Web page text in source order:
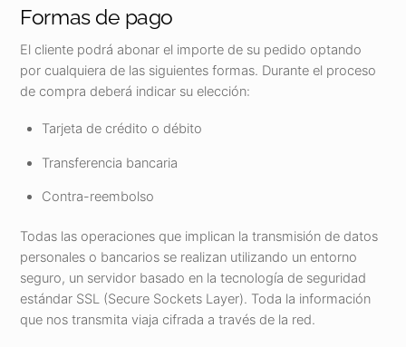
Formas de pago
El cliente podrá abonar el importe de su pedido optando
por cualquiera de las siguientes formas. Durante el proceso
de compra deberá indicar su elección:
Tarjeta de crédito o débito
Transferencia bancaria
Contra-reembolso
Todas las operaciones que implican la transmisión de datos
personales o bancarios se realizan utilizando un entorno
seguro, un servidor basado en la tecnología de seguridad
estándar SSL (Secure Sockets Layer). Toda la información
que nos transmita viaja cifrada a través de la red.